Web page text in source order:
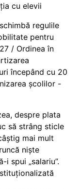
cu elevii
regulile
pentru
/ Ordinea în
începând cu 20
școlilor -
despre plata
să strâng sticle
mai mult
niște
i spui „salariu”.